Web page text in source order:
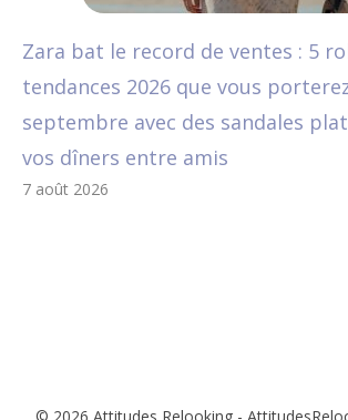
Zara bat le record de ventes : 5
tendances 2026 que vous
septembre avec des sandales
vos dîners entre amis
7 août 2026
© 2026 Attitudes Relooking -